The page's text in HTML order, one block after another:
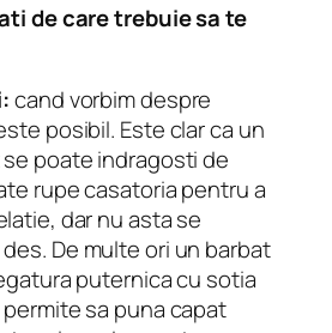
de care trebuie sa te
cand vorbim despre
posibil. Este clar ca un
poate indragosti de
rupe casatoria pentru a
dar nu asta se
De multe ori un barbat
puternica cu sotia
sa puna capat